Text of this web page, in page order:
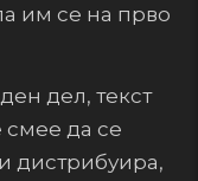
им се на прво
дел, текст
смее да се
дистрибуира,